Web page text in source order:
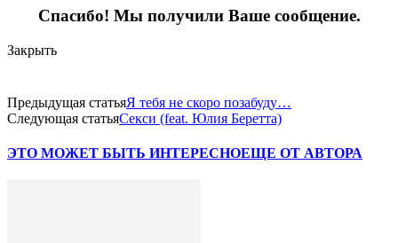
Спасибо! Мы получили Ваше сообщение.
Закрыть
Предыдущая статьяЯ тебя не скоро позабуду…
Следующая статьяСекси (feat. Юлия Беретта)
ЭТО МОЖЕТ БЫТЬ ИНТЕРЕСНОЕЩЕ ОТ АВТОРА